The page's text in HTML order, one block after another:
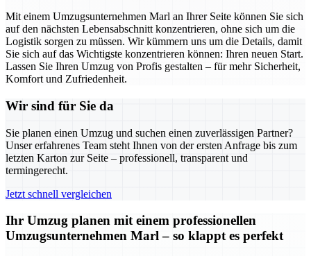
Mit einem Umzugsunternehmen Marl an Ihrer Seite können Sie sich
auf den nächsten Lebensabschnitt konzentrieren, ohne sich um die
Logistik sorgen zu müssen. Wir kümmern uns um die Details, damit
Sie sich auf das Wichtigste konzentrieren können: Ihren neuen Start.
Lassen Sie Ihren Umzug von Profis gestalten – für mehr Sicherheit,
Komfort und Zufriedenheit.
Wir sind für Sie da
Sie planen einen Umzug und suchen einen zuverlässigen Partner?
Unser erfahrenes Team steht Ihnen von der ersten Anfrage bis zum
letzten Karton zur Seite – professionell, transparent und
termingerecht.
Jetzt schnell vergleichen
Ihr Umzug planen mit einem professionellen
Umzugsunternehmen Marl – so klappt es perfekt